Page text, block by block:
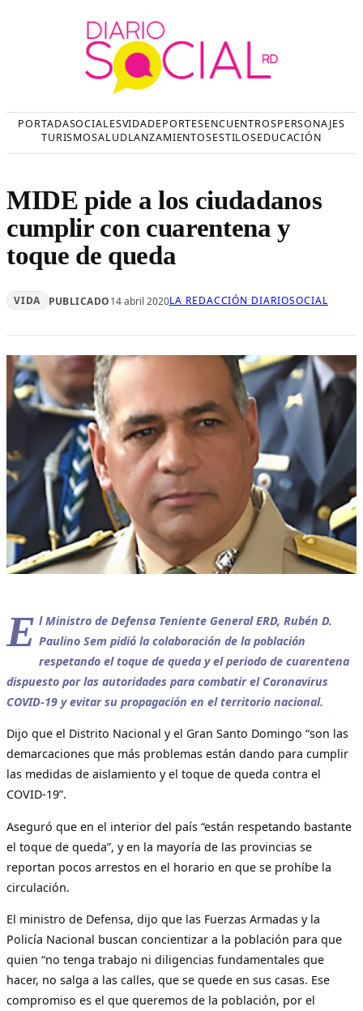
PORTADASOCIALESVIDADEPORTESENCUENTROSPERSONAJES
TURISMOSALUDLANZAMIENTOSESTILOSEDUCACIÓN
MIDE pide a los ciudadanos
cumplir con cuarentena y
toque de queda
VIDA PUBLICADO14 abril 2020LA REDACCIÓN DIARIOSOCIAL
E l Ministro de Defensa Teniente General ERD, Rubén D.
Paulino Sem pidió la colaboración de la población
respetando el toque de queda y el periodo de cuarentena
dispuesto por las autoridades para combatir el Coronavirus
COVID-19 y evitar su propagación en el territorio nacional.
Dijo que el Distrito Nacional y el Gran Santo Domingo “son las
demarcaciones que más problemas están dando para cumplir
las medidas de aislamiento y el toque de queda contra el
COVID-19”.
Aseguró que en el interior del país “están respetando bastante
el toque de queda”, y en la mayoría de las provincias se
reportan pocos arrestos en el horario en que se prohíbe la
circulación.
El ministro de Defensa, dijo que las Fuerzas Armadas y la
Policía Nacional buscan concientizar a la población para que
quien “no tenga trabajo ni diligencias fundamentales que
hacer, no salga a las calles, que se quede en sus casas. Ese
compromiso es el que queremos de la población, por el